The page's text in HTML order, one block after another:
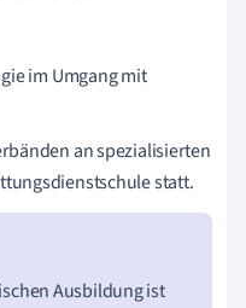
im Umgang mit
an spezialisierten
statt.
Ausbildung ist